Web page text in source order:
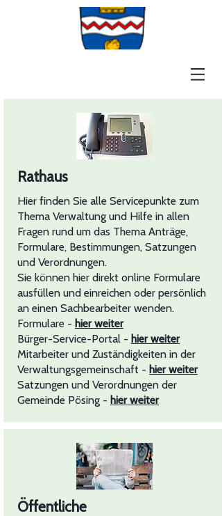
Rathaus
Hier finden Sie alle Servicepunkte zum
Thema Verwaltung und Hilfe in allen
Fragen rund um das Thema Anträge,
Formulare, Bestimmungen, Satzungen
und Verordnungen.
Sie können hier direkt online Formulare
ausfüllen und einreichen oder persönlich
an einen Sachbearbeiter wenden.
Formulare - hier weiter
Bürger-Service-Portal - hier weiter
Mitarbeiter und Zuständigkeiten in der
Verwaltungsgemeinschaft - hier weiter
Satzungen und Verordnungen der
Gemeinde Pösing - hier weiter
Öffentliche